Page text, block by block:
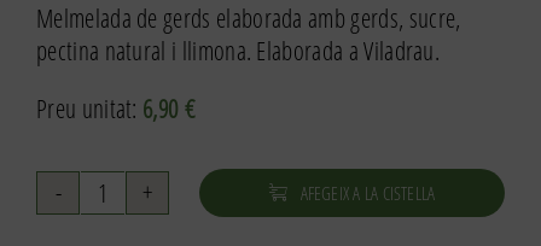
Melmelada de gerds elaborada amb gerds, sucre,
pectina natural i llimona. Elaborada a Viladrau.
Preu unitat: 6,90 €
quantitat
AFEGEIX A LA CISTELLA